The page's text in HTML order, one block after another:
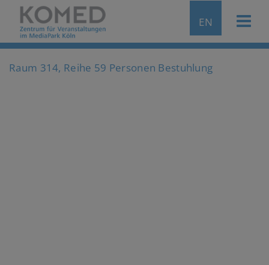
EN
Raum 314, Reihe 59 Personen Bestuhlung